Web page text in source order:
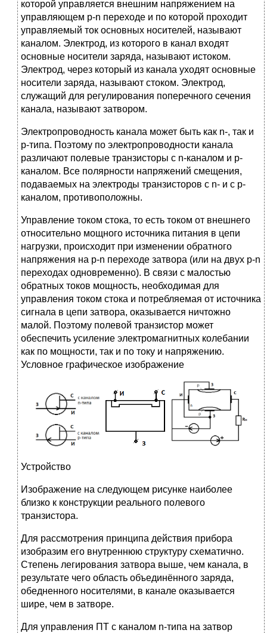
которой управляется внешним напряжением на
управляющем p-n переходе и по которой проходит
управляемый ток основных носителей, называют
каналом. Электрод, из которого в канал входят
основные носители заряда, называют истоком.
Электрод, через который из канала уходят основные
носители заряда, называют стоком. Электрод,
служащий для регулирования поперечного сечения
канала, называют затвором.
Электропроводность канала может быть как n-, так и
p-типа. Поэтому по электропроводности канала
различают полевые транзисторы с n-каналом и р-
каналом. Все полярности напряжений смещения,
подаваемых на электроды транзисторов с n- и с p-
каналом, противоположны.
Управление током стока, то есть током от внешнего
относительно мощного источника питания в цепи
нагрузки, происходит при изменении обратного
напряжения на p-n переходе затвора (или на двух p-n
переходах одновременно). В связи с малостью
обратных токов мощность, необходимая для
управления током стока и потребляемая от источника
сигнала в цепи затвора, оказывается ничтожно
малой. Поэтому полевой транзистор может
обеспечить усиление электромагнитных колебании
как по мощности, так и по току и напряжению.
Условное графическое изображение
Устройство
Изображение на следующем рисунке наиболее
близко к конструкции реального полевого
транзистора.
Для рассмотрения принципа действия прибора
изобразим его внутреннюю структуру схематично.
Степень легирования затвора выше, чем канала, в
результате чего область объединённого заряда,
обедненного носителями, в канале оказывается
шире, чем в затворе.
Для управления ПТ с каналом n-типа на затвор